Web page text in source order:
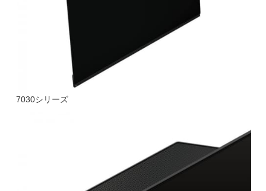
7030シリーズ